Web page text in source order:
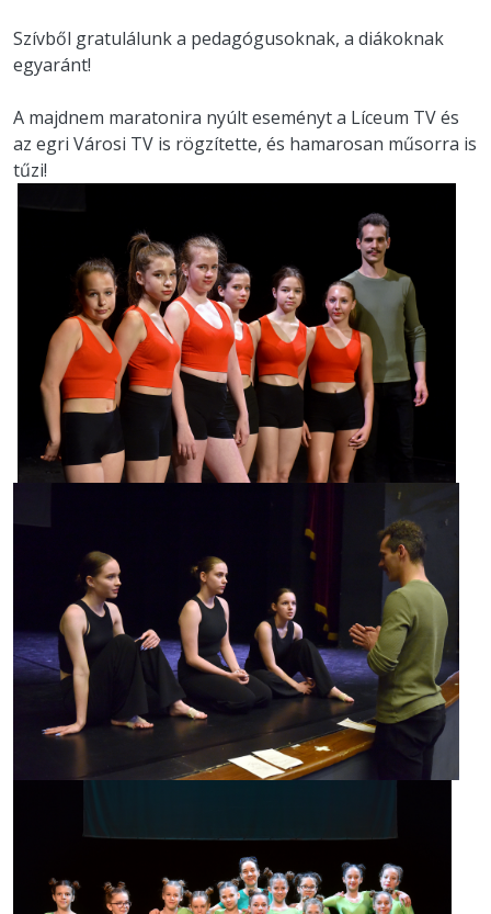
Szívből gratulálunk a pedagógusoknak, a diákoknak
egyaránt!
A majdnem maratonira nyúlt eseményt a Líceum TV és
az egri Városi TV is rögzítette, és hamarosan műsorra is
tűzi!